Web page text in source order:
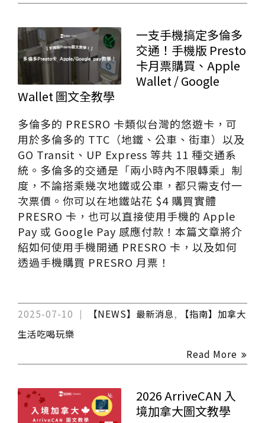
一支手機搞定多倫多
交通！手機版 Presto
卡月票購買、Apple
Wallet / Google
Wallet 圖文全教學
多倫多的 PRESRO 卡類似台灣的悠遊卡，可
用於多倫多的 TTC（地鐵、公車、街車）以及
GO Transit、UP Express 等共 11 種交通系
統。多倫多的交通是「兩小時內不限轉乘」制
度，不論搭乘幾次地鐵或公車，都只需支付一
次票價。你可以在地鐵站花 $4 購買實體
PRESRO 卡，也可以直接使用手機的 Apple
Pay 或 Google Pay 感應付款！本篇文章將介
紹如何使用手機開通 PRESRO 卡，以及如何
透過手機購買 PRESRO 月票！
2025-07-10 【NEWS】最新消息,
【指南】加拿大
生活吃喝玩樂
Read More
2026 ArriveCAN 入
境加拿大圖文教學